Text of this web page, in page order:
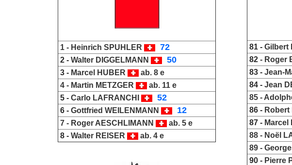
1 - Heinrich SPUHLER 72
2 - Walter DIGGELMANN 50
3 - Marcel HUBER
ab. 8 e
4 - Martin METZGER
ab. 11 e
5 - Carlo LAFRANCHI 52
6 - Gottfried WEILENMANN 12
7 - Roger AESCHLIMANN
ab. 5 e
8 - Walter REISER ab. 4 e
81 - Gilbert
82 - Roger
83 - Jean-
84 - Jean
85 -
86 - Robert
87 - Marcel
88 - Noël
89 -
90 - Pierre